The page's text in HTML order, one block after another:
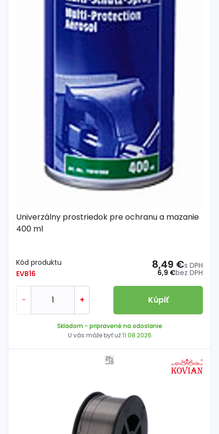
Univerzálny prostriedok pre ochranu a mazanie
400 ml
Kód produktu
EVB16
6,9 €bez DPH
8,49 €s DPH
- + Kúpiť
Skladom - pripravené na odoslanie
U vás môže byť už11.08.2026